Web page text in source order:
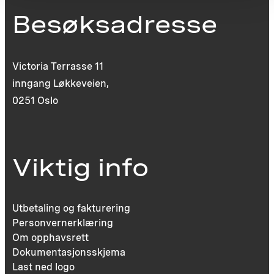
Besøksadresse
Victoria Terrasse 11
inngang Løkkeveien,
0251 Oslo
Viktig info
Utbetaling og fakturering
Personvernerklæring
Om opphavsrett
Dokumentasjonsskjema
Last ned logo